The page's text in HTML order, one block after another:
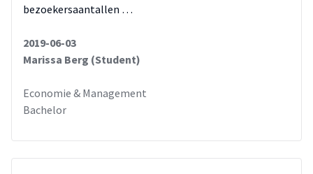
bezoekersaantallen …
2019-06-03
Marissa Berg (Student)
Economie & Management
Bachelor